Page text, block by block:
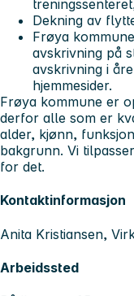
Dekning av
Frøya
avskrivning på
avskrivning i
hjemmesider.
Frøya kommune er
derfor alle som er
alder, kjønn,
bakgrunn. Vi
for det.
Kontaktinformasjon
Anita Kristiansen,
Arbeidssted